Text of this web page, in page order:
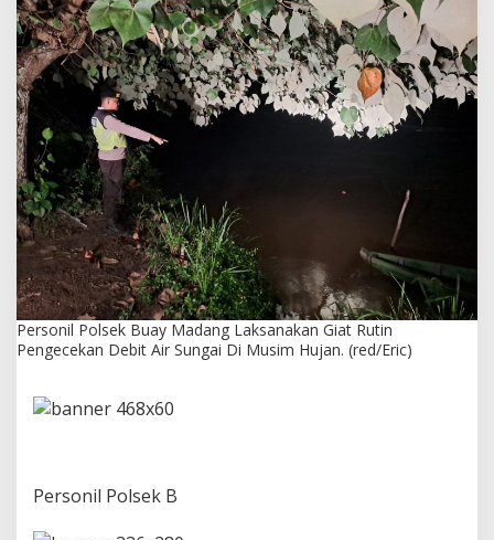
s
e
k
B
u
a
y
a
d
a
n
g
L
a
k
s
a
k
i
Personil Polsek Buay Madang Laksanakan Giat Rutin
Pengecekan Debit Air Sungai Di Musim Hujan. (red/Eric)
Personil Polsek B